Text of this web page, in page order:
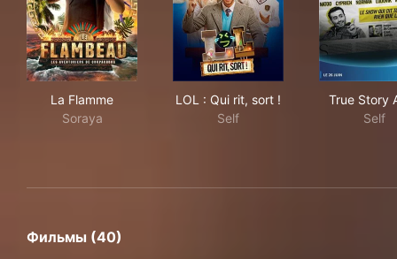
La Flamme
Soraya
LOL : Qui rit, sort !
Self
True Story
Self
Фильмы (40)